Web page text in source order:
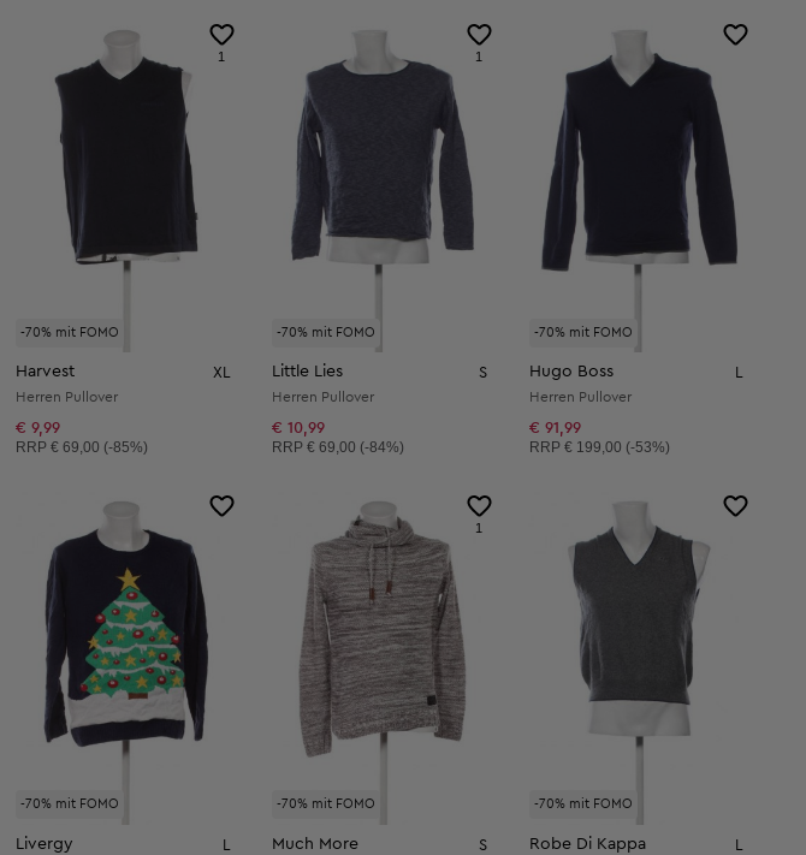
-70% mit FOMO
1
Harvest XL
Herren Pullover
€ 9,99
Unverbindliche Preisempfehlung:
RRP € 69,00 (-85%)
-70% mit FOMO
1
Little Lies S
Herren Pullover
€ 10,99
Unverbindliche Preisempfehlung:
RRP€ 69,00 (-84%)
-70% mit FOMO
Hugo Boss
Herren Pullover
€ 91,99
Unverbindliche Preisempfehlung:
RRP € 199,00 (-53%)
-70% mit FOMO
Livergy L
-70% mit FOMO
1
Much More S
-70% mit FOMO
Robe Di Kappa L